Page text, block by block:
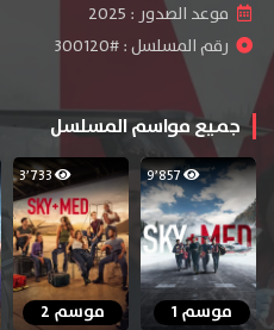
موعد الصدور : 2025
رقم المسلسل : #300120
جميع مواسم المسلسل
9٬857
موسم 1
3٬733
موسم 2